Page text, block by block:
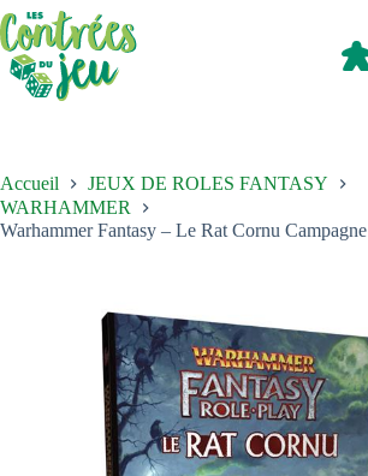
Passer
au
contenu
Accueil
JEUX DE ROLES FANTASY
WARHAMMER
Warhammer Fantasy – Le Rat Cornu Campagne